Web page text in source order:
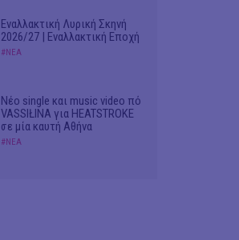
Εναλλακτική Λυρική Σκηνή
2026/27 | Εναλλακτική Εποχή
#ΝΕΑ
Νέο single και music video πό
VASSIŁINA για HEATSTROKE
σε μία καυτή Αθήνα
#ΝΕΑ